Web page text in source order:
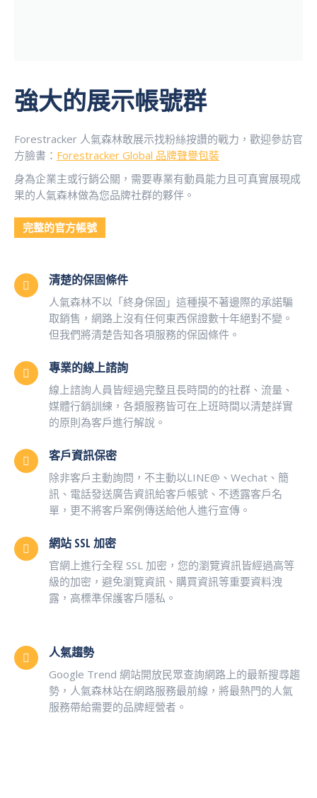
強大的展示帳號群
Forestracker 人氣森林敢展示找粉絲按讚的戰力，歡迎參訪官
方臉書： Forestracker Global 品牌聲譽包裝
身為企業主或行銷公關，需要專業有動員能力且可真實展現成
果的人氣森林做為您品牌社群的夥伴。
完整的官方帳號
清楚的保固條件
人氣森林不以「終身保固」這種摸不著邊際的承諾騙
取銷售，網路上沒有任何東西保證數十年絕對不變。
但我們將清楚告知各項服務的保固條件。
專業的線上諮詢
線上諮詢人員皆經過完整且長時間的的社群、流量、
媒體行銷訓練，各類服務皆可在上班時間以清楚詳實
的原則為客戶進行解說。
客戶資訊保密
除非客戶主動詢問，不主動以LINE@、Wechat、簡
訊、電話發送廣告資訊給客戶帳號、不透露客戶名
單，更不將客戶案例傳送給他人進行宣傳。
網站 SSL 加密
官網上進行全程 SSL 加密，您的瀏覽資訊皆經過高等
級的加密，避免瀏覽資訊、購買資訊等重要資料洩
露，高標準保護客戶隱私。
人氣趨勢
Google Trend 網站開放民眾查詢網路上的最新搜尋趨
勢，人氣森林站在網路服務最前線，將最熱門的人氣
服務帶給需要的品牌經營者。